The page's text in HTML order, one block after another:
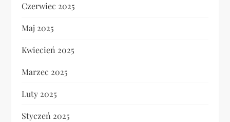
Czerwiec 2025
Maj 2025
Kwiecień 2025
Marzec 2025
Luty 2025
Styczeń 2025